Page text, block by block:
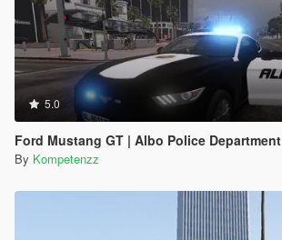
5.0
Ford Mustang GT | Albo Police Department
By Kompetenzz